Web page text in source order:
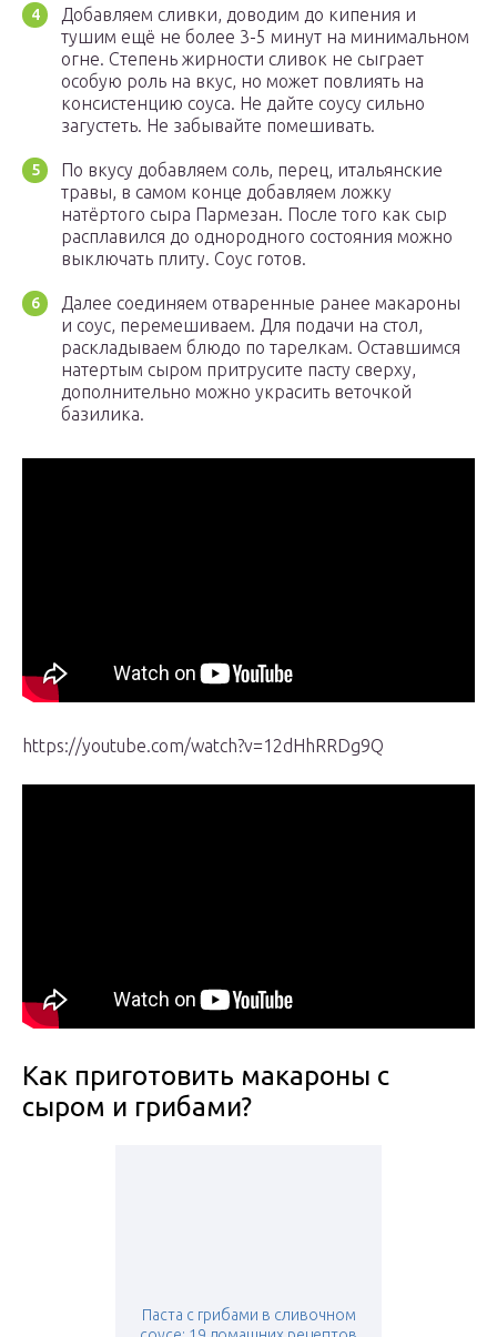
Добавляем сливки, доводим до кипения и
тушим ещё не более 3-5 минут на минимальном
огне. Степень жирности сливок не сыграет
особую роль на вкус, но может повлиять на
консистенцию соуса. Не дайте соусу сильно
загустеть. Не забывайте помешивать.
По вкусу добавляем соль, перец, итальянские
травы, в самом конце добавляем ложку
натёртого сыра Пармезан. После того как сыр
расплавился до однородного состояния можно
выключать плиту. Соус готов.
Далее соединяем отваренные ранее макароны
и соус, перемешиваем. Для подачи на стол,
раскладываем блюдо по тарелкам. Оставшимся
натертым сыром притрусите пасту сверху,
дополнительно можно украсить веточкой
базилика.
https://youtube.com/watch?v=12dHhRRDg9Q
Как приготовить макароны с
сыром и грибами?
Паста с грибами в сливочном